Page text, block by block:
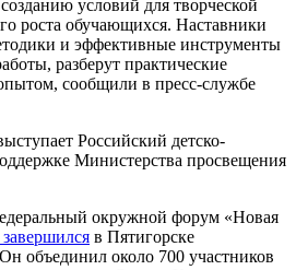
условий для творческой
роста обучающихся. Наставники
и эффективные инструменты
разберут практические
сообщили в пресс-службе
Российский детско-
Министерства просвещения
окружной форум «Новая
завершился в Пятигорске
объединил около 700 участников